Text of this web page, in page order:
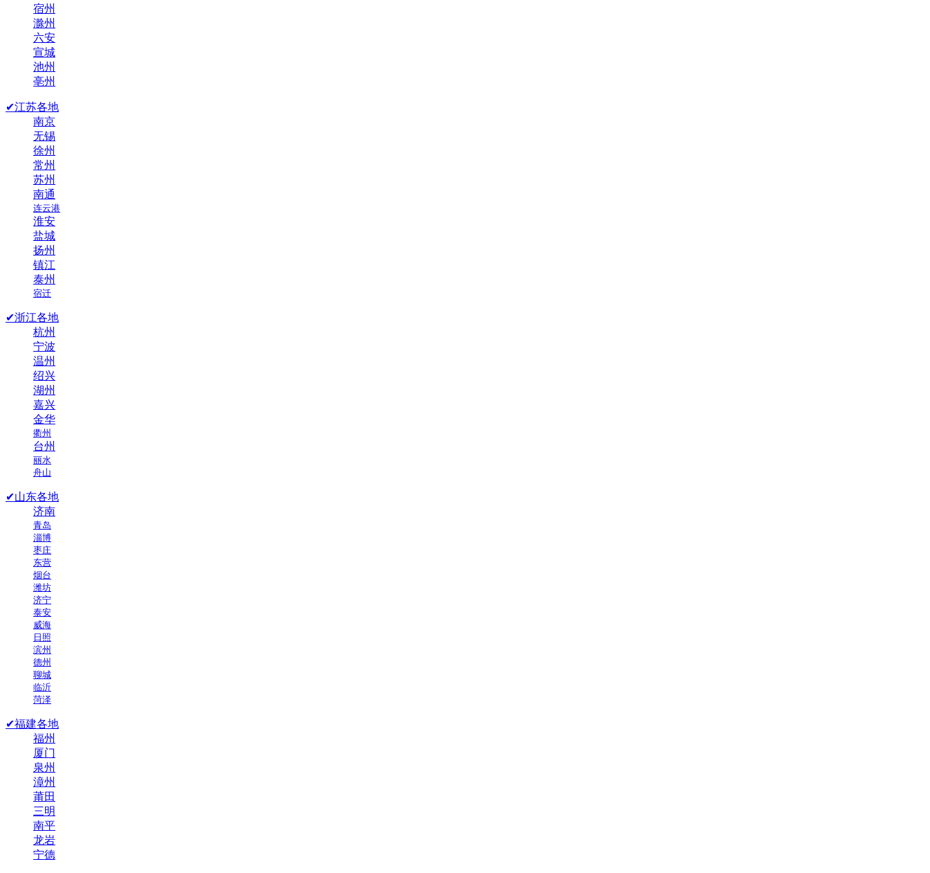
宿州
滁州
六安
宣城
池州
亳州
✔江苏各地
南京
无锡
徐州
常州
苏州
南通
连云港
淮安
盐城
扬州
镇江
泰州
宿迁
✔浙江各地
杭州
宁波
温州
绍兴
湖州
嘉兴
金华
衢州
台州
丽水
舟山
✔山东各地
济南
青岛
淄博
枣庄
东营
烟台
潍坊
济宁
泰安
威海
日照
滨州
德州
聊城
临沂
菏泽
✔福建各地
福州
厦门
泉州
漳州
莆田
三明
南平
龙岩
宁德